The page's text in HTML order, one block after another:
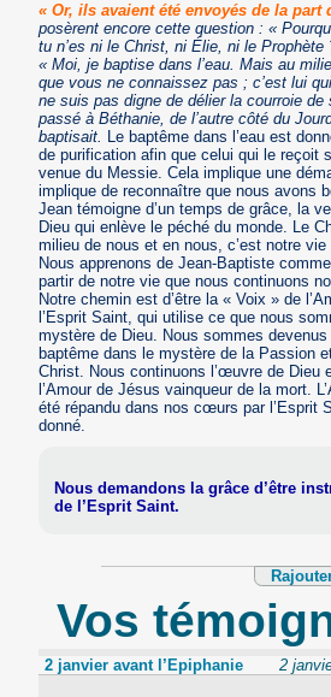
« Or, ils avaient été envoyés de la part
posèrent encore cette question : «
tu n’es ni le Christ, ni Élie, ni le Prophète
« Moi, je baptise dans l’eau. Mais au
que vous ne connaissez pas ; c’est lui
ne suis pas digne de délier la courroie de
passé à Béthanie, de l’autre côté du
baptisait. Le baptême dans l’eau est
de purification afin que celui qui le reçoit
venue du Messie. Cela implique une
implique de reconnaître que nous avons
Jean témoigne d’un temps de grâce, la
Dieu qui enlève le péché du monde. Le
milieu de nous et en nous, c’est notre
Nous apprenons de Jean-Baptiste
partir de notre vie que nous continuons
Notre chemin est d’être la « Voix » de
l’Esprit Saint, qui utilise ce que nous
mystère de Dieu. Nous sommes
baptême dans le mystère de la Passion
Christ. Nous continuons l’œuvre de Dieu
l’Amour de Jésus vainqueur de la mort.
été répandu dans nos cœurs par l’Esprit
donné.
Nous demandons la grâce d’être
de l’Esprit Saint.
Vos
2 janvier avant l’Epiphanie 2